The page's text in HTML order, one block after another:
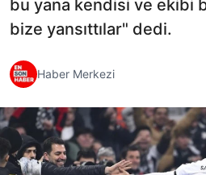
bu yana kendisi ve ekibi
bize yansıttılar" dedi.
Haber Merkezi